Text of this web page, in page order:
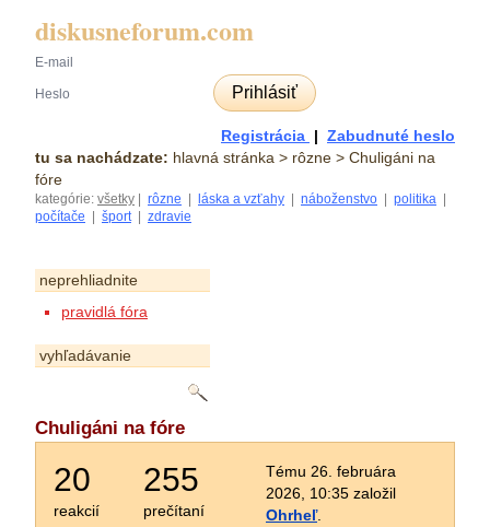
diskusneforum.com
Prihlásiť
Registrácia | Zabudnuté heslo
tu sa nachádzate: hlavná stránka > rôzne > Chuligáni na
fóre
kategórie: všetky rôzne láska a vzťahy náboženstvo politika
počítače
šport| zdravie
neprehliadnite
pravidlá fóra
vyhľadávanie
Chuligáni na fóre
20
reakcií
255
prečítaní
Tému 26. februára
2026, 10:35 založil
Ohrheľ.